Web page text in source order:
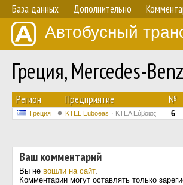
База данных Дополнительно
Автобусный
Греция, Mercedes-
Регион Предприятие №
Греция ΚΤΕL Euboeas ΚΤΕΛ Εύβοιας 6
Ваш комментарий
Вы не вошли на сайт.
Комментарии могут оставлять только